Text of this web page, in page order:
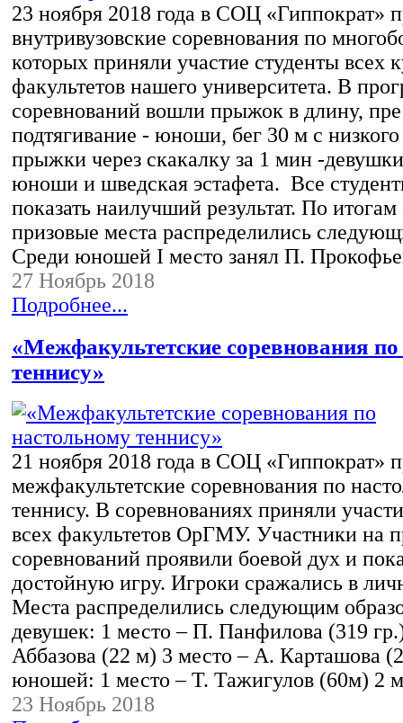
23 ноября 2018 года в СОЦ «Гиппократ»
внутривузовские соревнования по
которых приняли участие студенты всех
факультетов нашего университета. В
соревнований вошли прыжок в длину,
подтягивание - юноши, бег 30 м с низкого
прыжки через скакалку за 1 мин -
юноши и шведская эстафета. Все
показать наилучший результат. По
призовые места распределились
Среди юношей I место занял П.
27 Ноябрь 2018
Подробнее...
«Межфакультетские соревнования
теннису»
21 ноября 2018 года в СОЦ «Гиппократ»
межфакультетские соревнования по
теннису. В соревнованиях приняли
всех факультетов ОрГМУ. Участники на
соревнований проявили боевой дух и
достойную игру. Игроки сражались в
Места распределились следующим
девушек: 1 место – П. Панфилова (319
Аббазова (22 м) 3 место – А. Карташова
юношей: 1 место – Т. Тажигулов (60м) 2
23 Ноябрь 2018